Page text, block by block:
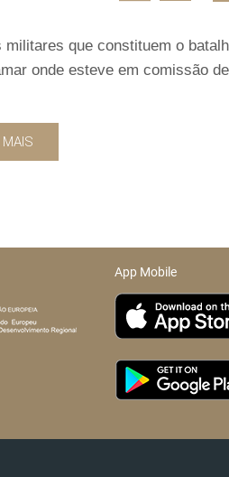
que constituem o
onde esteve em comissão
MAIS
App Mobile